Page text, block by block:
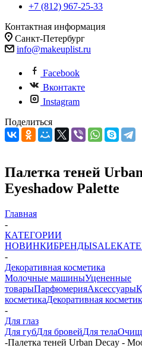
+7 (812) 967-25-33
Контактная информация
Санкт-Петербург
info@makeuplist.ru
Facebook
Вконтакте
Instagram
Поделиться
Палетка теней
Eyeshadow Palette
Главная
-
КАТЕГОРИИ
НОВИНКИБРЕНДЫSALE
-
Декоративная косметика
Молочные машиныУцененные
товарыПарфюмерияАксессуары
косметикаДекоративная
-
Для глаз
Для губДля бровейДля тела
-Палетка теней Urban Decay -